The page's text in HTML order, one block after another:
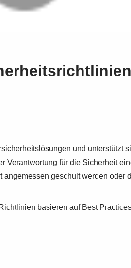
und unterstützt
Verantwortung für die Sicherheit
geschult werden oder
basieren auf Best